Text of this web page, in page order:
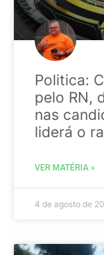
Politica:
pelo RN,
nas
liderá o
VER MATÉRIA »
4 de agosto de